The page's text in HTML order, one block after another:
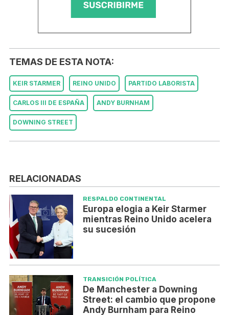
TEMAS DE ESTA NOTA:
KEIR STARMER REINO UNIDO PARTIDO LABORISTA
CARLOS III DE ESPAÑA ANDY BURNHAM
DOWNING STREET
RELACIONADAS
RESPALDO CONTINENTAL
Europa elogia a Keir Starmer
mientras Reino Unido acelera
su sucesión
TRANSICIÓN POLÍTICA
De Manchester a Downing
Street: el cambio que propone
Andy Burnham para Reino